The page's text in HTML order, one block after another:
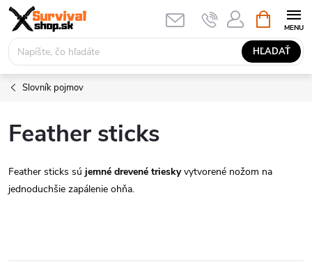
Prejsť
obsah
HĽADAŤ
KOŠÍK
Slovník pojmov
Feather sticks
Feather sticks sú jemné drevené trieskyvytvorené nožom na
jednoduchšie zapálenie ohňa.